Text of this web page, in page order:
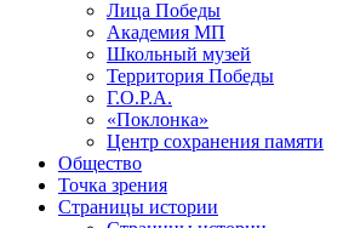
Лица Победы
Академия МП
Школьный музей
Территория Победы
Г.О.Р.А.
«Поклонка»
Центр сохранения памяти
Общество
Точка зрения
Страницы истории